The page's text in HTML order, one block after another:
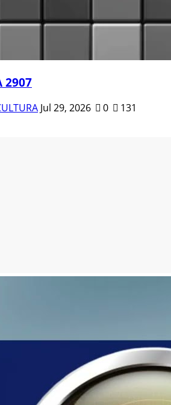
2907
Jul 29, 2026 0 131